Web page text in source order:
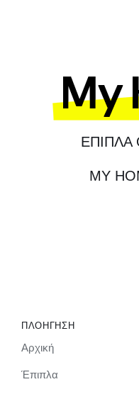
ΕΠΙΠΛΑ
MY
ΠΛΟΗΓΗΣΗ
Αρχική
Έπιπλα